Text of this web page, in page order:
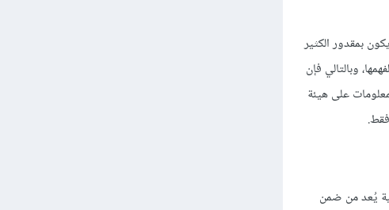
بمقدور الكثير
وبالتالي فإن
على هيئة
يُعد من ضمن